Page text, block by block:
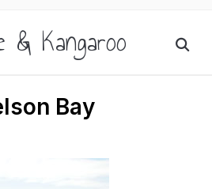
& Kangaroo
Bay